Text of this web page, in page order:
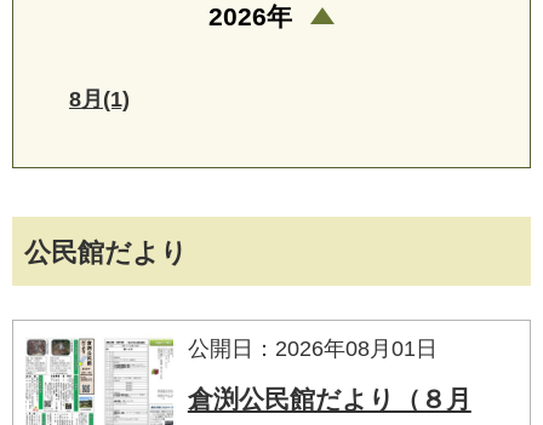
公民館だより
公開日：2026年08月01日
倉渕公民館だより（８月
2026年
8月(1)